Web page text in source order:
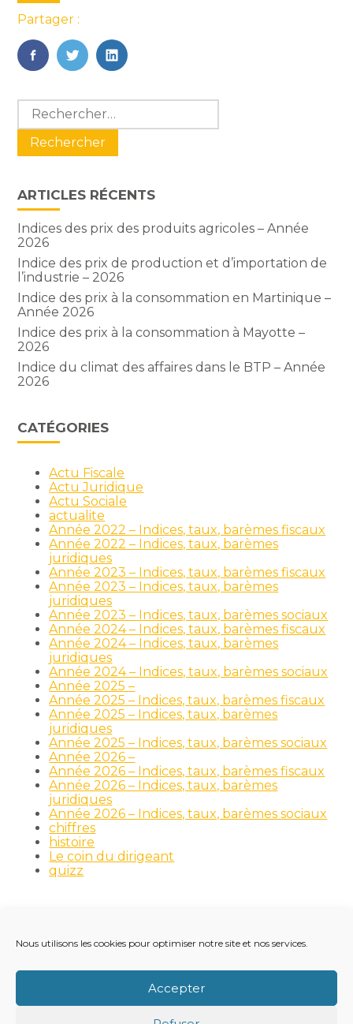
Nous utilisons les cookies pour optimiser notre site et nos services.
Accepter
Partager :
FaceBook
TwitterLinkedIn
Blog
sidebar
Rechercher :
ARTICLES RÉCENTS
Indices des prix des produits agricoles – Année
2026
Indice des prix de production et d’importation de
l’industrie – 2026
Indice des prix à la consommation en Martinique –
Année 2026
Indice des prix à la consommation à Mayotte –
2026
Indice du climat des affaires dans le BTP – Année
2026
CATÉGORIES
Actu Fiscale
Actu Juridique
Actu Sociale
actualite
Année 2022 – Indices, taux, barèmes fiscaux
Année 2022 – Indices, taux, barèmes
juridiques
Année 2023 – Indices, taux, barèmes fiscaux
Année 2023 – Indices, taux, barèmes
juridiques
Année 2023 – Indices, taux, barèmes sociaux
Année 2024 – Indices, taux, barèmes fiscaux
Année 2024 – Indices, taux, barèmes
juridiques
Année 2024 – Indices, taux, barèmes sociaux
Année 2025 –
Année 2025 – Indices, taux, barèmes fiscaux
Année 2025 – Indices, taux, barèmes
juridiques
Année 2025 – Indices, taux, barèmes sociaux
Année 2026 –
Année 2026 – Indices, taux, barèmes fiscaux
Année 2026 – Indices, taux, barèmes
juridiques
Année 2026 – Indices, taux, barèmes sociaux
chiffres
histoire
Le coin du dirigeant
quizz
Principale
RECRUTEMENT
NOTRE ACTUALITÉ
VIE DU CABINET
CONTACT